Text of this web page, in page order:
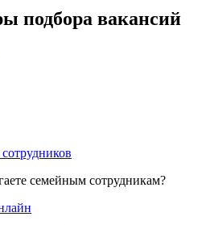
подбора вакансий
семейным сотрудникам?